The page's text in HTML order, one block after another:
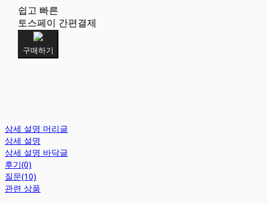
쉽고 빠른
토스페이 간편결제
구매하기
상세 설명 머리글
상세 설명
상세 설명 바닥글
후기(0)
질문(10)
관련 상품